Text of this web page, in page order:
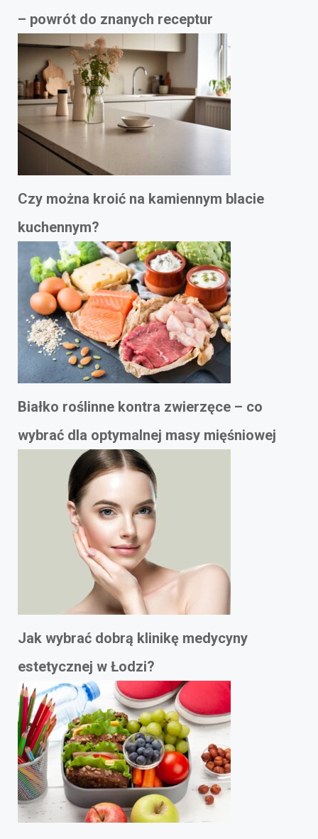
– powrót do znanych receptur
Czy można kroić na kamiennym blacie
kuchennym?
Białko roślinne kontra zwierzęce – co
wybrać dla optymalnej masy mięśniowej
Jak wybrać dobrą klinikę medycyny
estetycznej w Łodzi?